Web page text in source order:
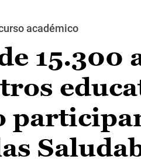
académico
15.300